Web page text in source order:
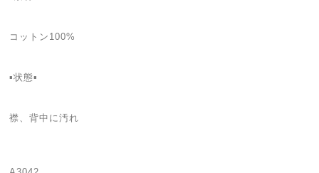
コットン100%
▪️状態▪️
襟、背中に汚れ